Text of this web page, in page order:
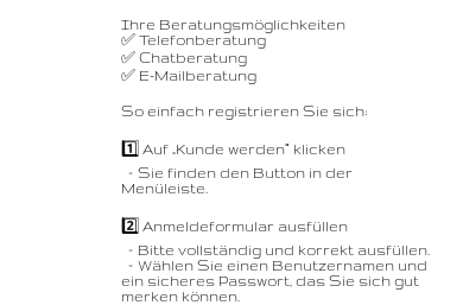
Ihre Beratungsmöglichkeiten
✅ Telefonberatung
✅ Chatberatung
✅ E-Mailberatung
So einfach registrieren Sie sich:
1️⃣ Auf „Kunde werden“ klicken
– Sie finden den Button in der
Menüleiste.
2️⃣ Anmeldeformular ausfüllen
– Bitte vollständig und korrekt ausfüllen.
– Wählen Sie einen Benutzernamen und
ein sicheres Passwort, das Sie sich gut
merken können.